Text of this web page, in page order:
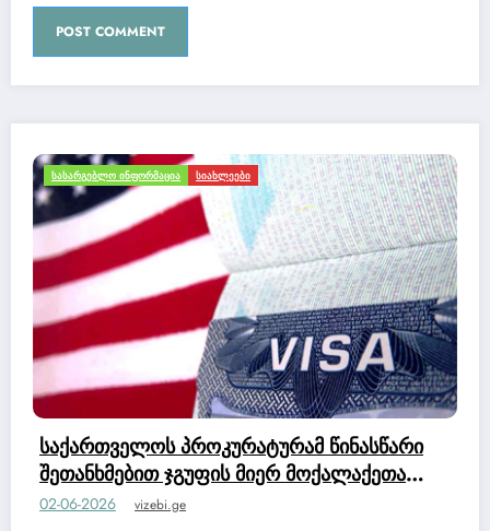
ᲛᲝᲒᲖᲐᲣᲠᲝᲑᲐ ᲓᲐ ᲢᲣᲠᲘᲖᲛᲘ ᲡᲐᲡᲐᲠᲒᲔᲑᲚᲝ ᲘᲜᲤᲝᲠᲛᲐᲪᲘᲐ ᲡᲘᲐᲮᲚᲔᲔᲑᲘ
უნიკალური კითხვარი ყველა ქვეყნის
ვიზისთვის